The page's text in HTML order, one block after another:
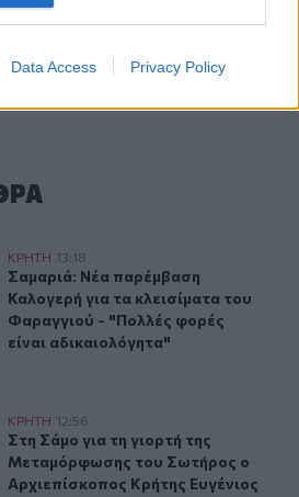
Data Access Privacy Policy
Καλογερή για τα κλεισίματα
ΚΡΗΤΗ 13:18
Σαμαριά: Νέα παρέμβαση Καλογερή
Σαμαριά: Νέα παρέμβαση
Καλογερή για τα κλεισίματα του
Φαραγγιού - "Πολλές φορές
είναι αδικαιολόγητα"
της Μεταμόρφωσης του
ΚΡΗΤΗ 12:56
Στη Σάμο για τη γιορτή της
Στη Σάμο για τη γιορτή της
Μεταμόρφωσης του Σωτήρος ο
Αρχιεπίσκοπος Κρήτης Ευγένιος